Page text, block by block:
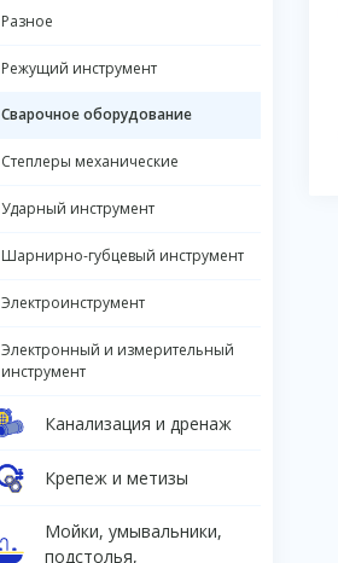
Разное
Режущий инструмент
Сварочное оборудование
Степлеры механические
Ударный инструмент
Шарнирно-губцевый инструмент
Электроинструмент
Электронный и измерительный
инструмент
Канализация и дренаж
Крепеж и метизы
Мойки, умывальники,
подстолья,